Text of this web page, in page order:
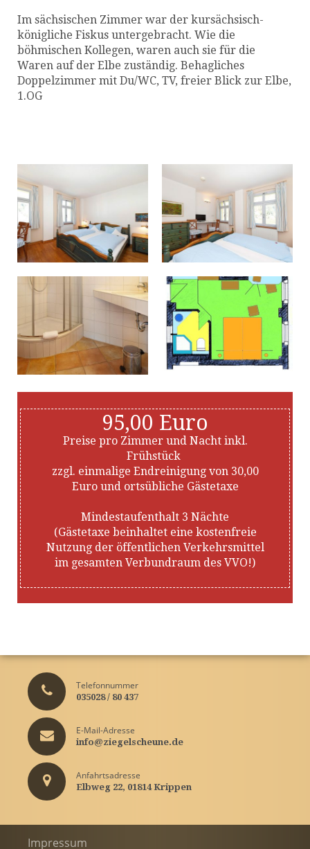
Im sächsischen Zimmer war der kursächsisch-
königliche Fiskus untergebracht. Wie die
böhmischen Kollegen, waren auch sie für die
Waren auf der Elbe zuständig. Behagliches
Doppelzimmer mit Du/WC, TV, freier Blick zur Elbe,
1.OG
95,00 Euro
Preise pro Zimmer und Nacht inkl.
Frühstück
zzgl. einmalige Endreinigung von 30,00
Euro und ortsübliche Gästetaxe
Mindestaufenthalt 3 Nächte
(Gästetaxe beinhaltet eine kostenfreie
Nutzung der öffentlichen Verkehrsmittel
im gesamten Verbundraum des VVO!)
Telefonnummer
035028 / 80 437
E-Mail-Adresse
info@ziegelscheune.de
Anfahrtsadresse
Elbweg 22, 01814 Krippen
Impressum